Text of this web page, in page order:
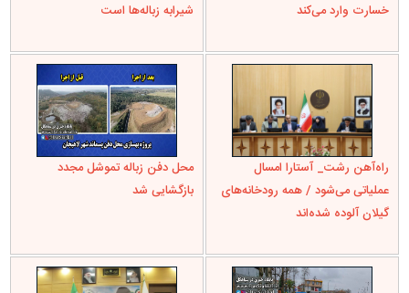
خسارت وارد می‌کند
شیرابه زباله‌ها است
راه‌آهن رشت_ آستارا امسال
عملیاتی می‌شود / همه رودخانه‌های
گیلان آلوده شده‌اند
محل دفن زباله تموشل مجدد
بازگشایی شد